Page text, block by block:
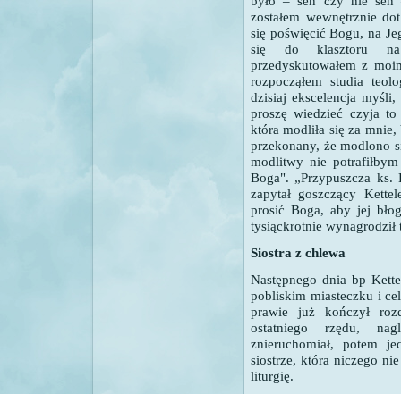
zostałem wewnętrznie
się poświęcić Bogu, na
się do klasztoru na
przedyskutowałem z
rozpocząłem studia
dzisiaj ekscelencja
proszę wiedzieć czyja to
która modliła się za
przekonany, że modlono
modlitwy nie
Boga". „Przypuszcza
zapytał goszczący
prosić Boga, aby jej
tysiąckrotnie wynagrodził
Siostra z chlewa
Następnego dnia bp
pobliskim miasteczku i
prawie już kończył
ostatniego rzędu,
znieruchomiał, potem
siostrze, która niczego
liturgię.